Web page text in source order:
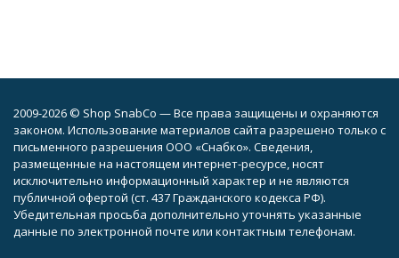
2009-2026 © Shop SnabCo — Все права защищены и охраняются
законом. Использование материалов сайта разрешено только с
письменного разрешения ООО «Снабко». Сведения,
размещенные на настоящем интернет-ресурсе, носят
исключительно информационный характер и не являются
публичной офертой (ст. 437 Гражданского кодекса РФ).
Убедительная просьба дополнительно уточнять указанные
данные по электронной почте или контактным телефонам.